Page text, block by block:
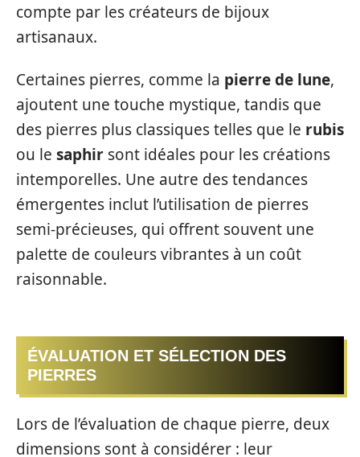
compte par les créateurs de bijoux
artisanaux.
Certaines pierres, comme la pierre de lune,
ajoutent une touche mystique, tandis que
des pierres plus classiques telles que le rubis
ou le saphir sont idéales pour les créations
intemporelles. Une autre des tendances
émergentes inclut l’utilisation de pierres
semi-précieuses, qui offrent souvent une
palette de couleurs vibrantes à un coût
raisonnable.
ÉVALUATION ET SÉLECTION DES
PIERRES
Lors de l’évaluation de chaque pierre, deux
dimensions sont à considérer : leur